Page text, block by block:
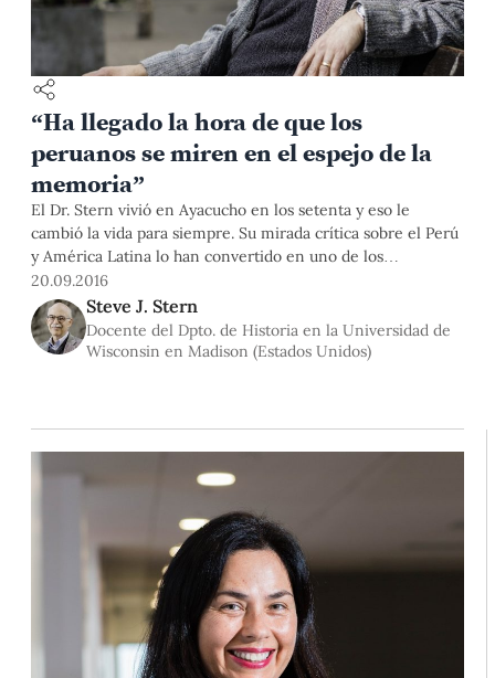
“Ha llegado la hora de que los
peruanos se miren en el espejo de la
memoria”
El Dr. Stern vivió en Ayacucho en los setenta y eso le
cambió la vida para siempre. Su mirada crítica sobre el Perú
y América Latina lo han convertido en uno de los
historiadores que más ha contribuido a los estudios sobre
historia y sociedad del continente. La PUCP le confirió el
grado de doctor Honoris causa y el destacado historiador
nos contó algunos puntos fundamentales de su trabajo.
20.09.2016
Steve J. Stern
Docente del Dpto. de Historia en la Universidad de
Wisconsin en Madison (Estados Unidos)